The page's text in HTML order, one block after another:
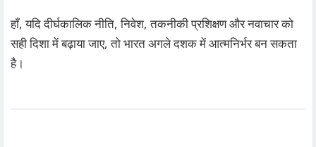
हाँ, यदि दीर्घकालिक नीति, निवेश, तकनीकी प्रशिक्षण और नवाचार को
सही दिशा में बढ़ाया जाए, तो भारत अगले दशक में आत्मनिर्भर बन सकता
है।